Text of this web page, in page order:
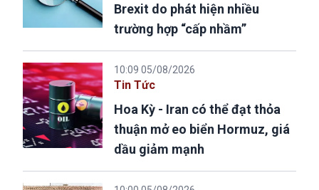
Brexit do phát hiện nhiều
trường hợp “cấp nhầm”
10:09 05/08/2026
Tin Tức
Hoa Kỳ - Iran có thể đạt thỏa
thuận mở eo biển Hormuz, giá
dầu giảm mạnh